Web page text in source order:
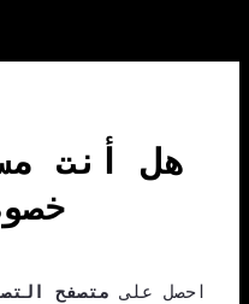
هل أنت
احصل على متصفح